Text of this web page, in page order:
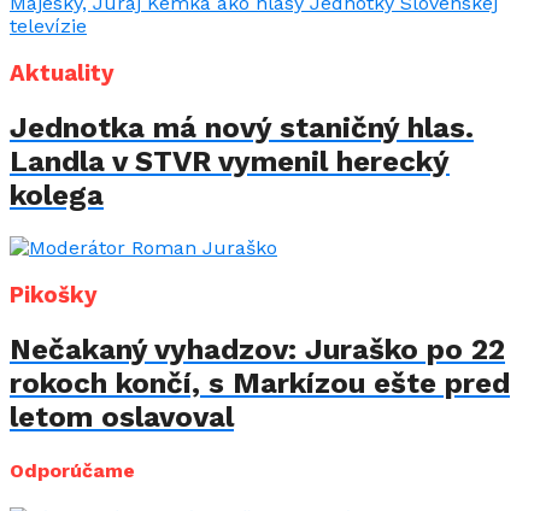
Aktuality
Jednotka má nový staničný hlas.
Landla v STVR vymenil herecký
kolega
Pikošky
Nečakaný vyhadzov: Juraško po 22
rokoch končí, s Markízou ešte pred
letom oslavoval
Odporúčame